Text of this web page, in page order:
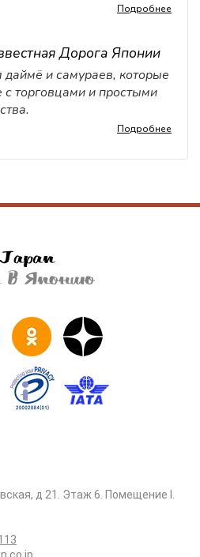
Подробнее
Дорога Японии
даймё и самураев, которые
с торговцами и простыми
Подробнее
д 21. Этаж 6. Помещение I.